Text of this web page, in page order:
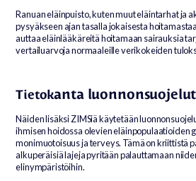
Ranuan eläinpuisto, kuten muut eläintarhat ja
pysyäkseen ajan tasalla jokaisesta
auttaa eläinlääkäreitä hoitamaan sairauksia
vertailuarvoja normaaleille verikokeiden
Tietokanta lu
Näiden lisäksi ZIMSiä käytetään
ihmisen hoidossa olevien eläinpopulaatioiden
monimuotoisuus ja terveys. Tämä on kriittistä
alkuperäisiä lajeja pyritään palauttamaan
elinympäristöihin.